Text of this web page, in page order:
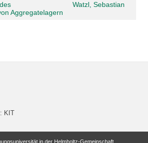
Aggregatelagern
Watzl, Sebastian
KIT
in der Helmholtz-Gemeinschaft